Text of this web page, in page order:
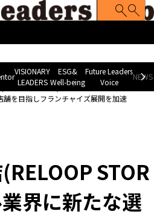
VISIONARY
LEADERS
ESG&
Well-being
Future Leaders
Voice
(RELOOP STORE)でアパレル業界に新たな選択
を目指しフランチャイズ展開を加速
(RELOOP STOR
界に新たな選